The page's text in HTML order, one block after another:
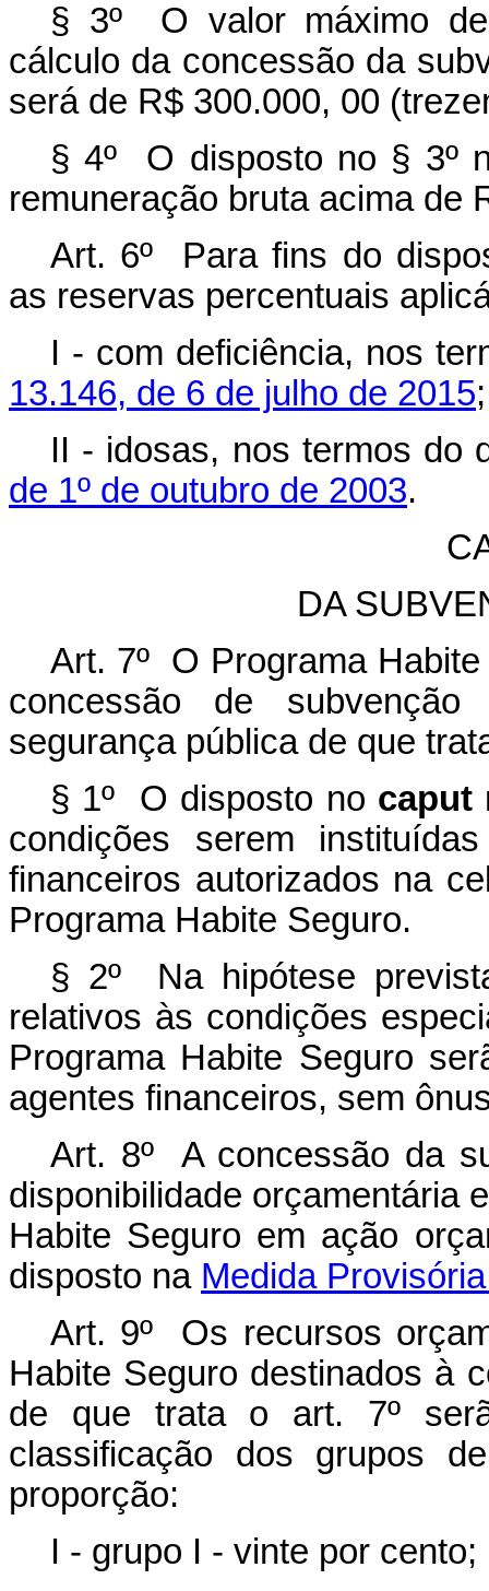
§ 3º O valor máximo
cálculo da concessão da
será de R$ 300.000, 00
§ 4º O disposto no § 3º
remuneração bruta acima de
Art. 6º Para fins do
as reservas percentuais
I - com deficiência, nos
13.146, de 6 de julho de 2015
II - idosas, nos termos do
de 1º de outubro de 2003.
DA
Art. 7º O Programa
concessão de
segurança pública de que
§ 1º O disposto no caput
condições serem
financeiros autorizados na
Programa Habite Seguro.
§ 2º Na hipótese
relativos às condições
Programa Habite Seguro
agentes financeiros, sem
Art. 8º A concessão da
disponibilidade orçamentária
Habite Seguro em ação
disposto na Medida
Art. 9º Os recursos
Habite Seguro destinados à
de que trata o art. 7º
classificação dos grupos
proporção:
I - grupo I - vinte por cento;